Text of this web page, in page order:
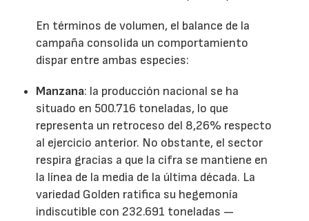
En términos de volumen, el balance de la
campaña consolida un comportamiento
dispar entre ambas especies:
Manzana: la producción nacional se ha
situado en 500.716 toneladas, lo que
representa un retroceso del 8,26% respecto
al ejercicio anterior. No obstante, el sector
respira gracias a que la cifra se mantiene en
la línea de la media de la última década. La
variedad Golden ratifica su hegemonía
indiscutible con 232.691 toneladas —